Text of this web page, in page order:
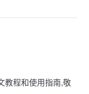
教程和使用指南,敬